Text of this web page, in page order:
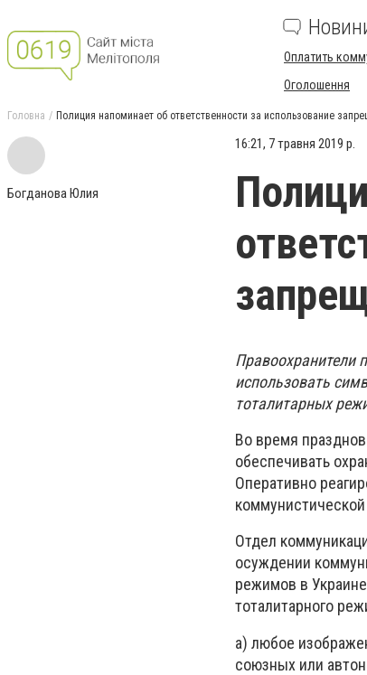
Оплатить
Оголошення
Головна Полиция напоминает об ответственности за использование
Богданова Юлия
16:21, 7 травня 2019 р.
Правоохранители
использовать
тоталитарных
Во время
обеспечивать
Оперативно
Отдел
осуждении
режимов в
тоталитарного
а) любое
союзных или